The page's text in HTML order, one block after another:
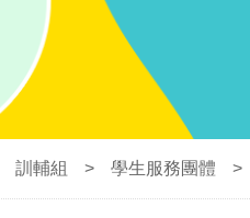
訓輔組 > 學生服務團體 >